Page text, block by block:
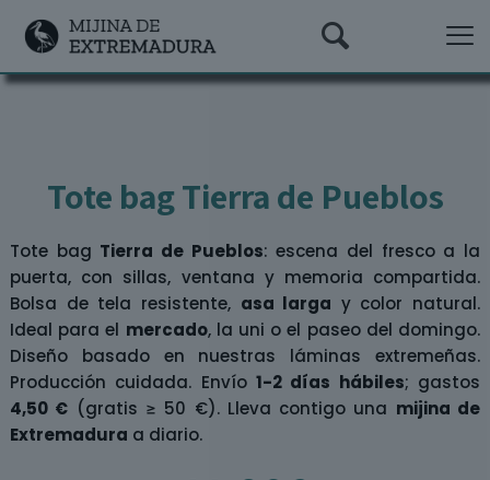
Tote bag Tierra de Pueblos
Tote bag Tierra de Pueblos: escena del fresco a la
puerta, con sillas, ventana y memoria compartida.
Bolsa de tela resistente, asa larga y color natural.
Ideal para el mercado, la uni o el paseo del domingo.
Diseño basado en nuestras láminas extremeñas.
Producción cuidada. Envío 1-2 días hábiles; gastos
4,50 € (gratis ≥ 50 €). Lleva contigo una mijina de
Extremadura a diario.